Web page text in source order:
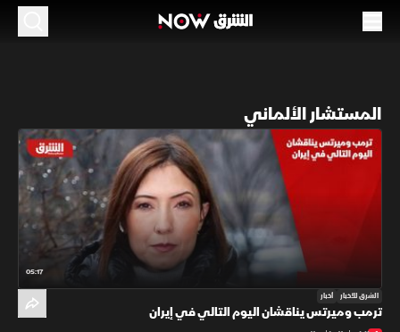
المستشار الألماني
05:17
الشرق للأخبار أخبار
ترمب وميرتس يناقشان اليوم التالي في إيران